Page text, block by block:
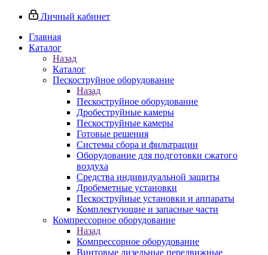
Личный кабинет
Главная
Каталог
Назад
Каталог
Пескоструйное оборудование
Назад
Пескоструйное оборудование
Дробеструйные камеры
Пескоструйные камеры
Готовые решения
Системы сбора и фильтрации
Оборудование для подготовки сжатого
воздуха
Средства индивидуальной защиты
Дробеметные установки
Пескоструйные установки и аппараты
Комплектующие и запасные части
Компрессорное оборудование
Назад
Компрессорное оборудование
Винтовые дизельные передвижные